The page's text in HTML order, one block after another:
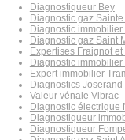
Diagnostiqueur Bey
Diagnostic gaz
Diagnostic
Diagnostic gaz Saint
Expertises Fraignot et
Diagnostic immobilier
Expert immobilier
Diagnostics Joserand
Valeur vénale Vibrac
Diagnostic électrique
Diagnostiqueur
Diagnostiqueur